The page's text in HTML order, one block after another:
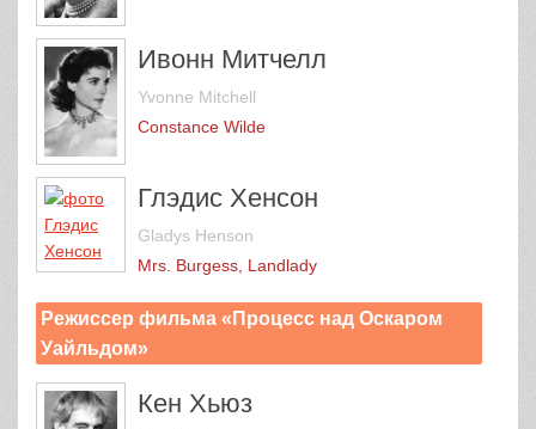
Ивонн Митчелл
Yvonne Mitchell
Constance Wilde
Глэдис Хенсон
Gladys Henson
Mrs. Burgess, Landlady
Режиссер фильма «Процесс над Оскаром
Уайльдом»
Кен Хьюз